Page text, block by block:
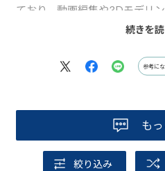
ており、動画編集や3Dモデリ
する際、そのパワーを実感しま
晴らしく、リアルタイムでの
ングもスムーズです。
レンダリングやエンコードに
続きを
参考に
も
絞り込み